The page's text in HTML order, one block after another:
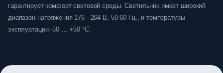
гарантирует комфорт световой среды. Светильник имеет широкий
диапазон напряжения 176 - 264 В, 50-60 Гц., и температуры
эксплуатации -50 … +50 °C.